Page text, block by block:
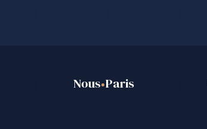
Nous Paris